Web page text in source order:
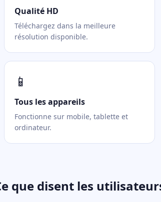
Qualité HD
Téléchargez dans la meilleure
résolution disponible.
📱
Tous les appareils
Fonctionne sur mobile, tablette et
ordinateur.
que disent les